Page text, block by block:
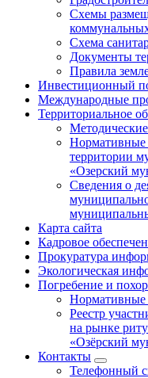
Схемы
Схема
Документы
Правила
Инвестиционный
Международные
Территориальное
территории
«Озерский
Сведения о
Карта сайта
Кадровое
Прокуратура
Экологическая
Погребение и
Нормативные
Реестр
на рынке
«Озёрский
Контакты
Телефонный